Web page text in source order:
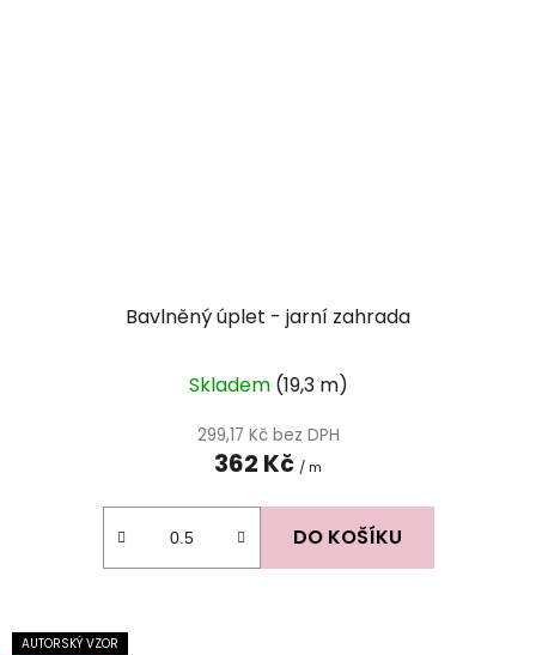
Bavlněný úplet - jarní zahrada
Skladem (19,3 m)
299,17 Kč bez DPH
362 Kč / m
DO KOŠÍKU
AUTORSKÝ VZOR